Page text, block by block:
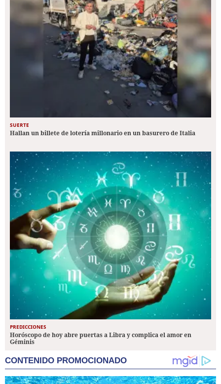
SUERTE
Hallan un billete de lotería millonario en un basurero de Italia
PREDICCIONES
Horóscopo de hoy abre puertas a Libra y complica el amor en
Géminis
CONTENIDO PROMOCIONADO